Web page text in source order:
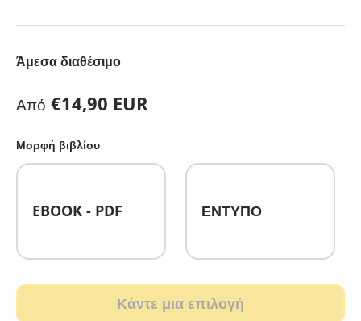
Άμεσα διαθέσιμο
Κανονική τιμή
Από €14,90 EUR
Μορφή βιβλίου
EBOOK - PDF ΕΝΤΥΠΟ
Κάντε μια επιλογή